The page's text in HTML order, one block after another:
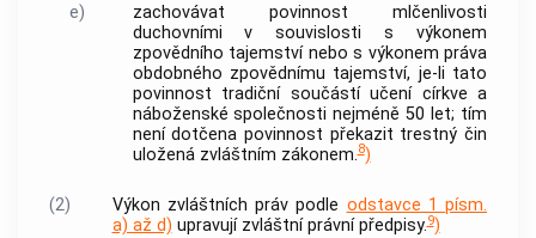
e)
zachovávat povinnost mlčenlivosti
duchovními v souvislosti s výkonem
zpovědního tajemství nebo s výkonem práva
obdobného zpovědnímu tajemství, je-li tato
povinnost tradiční součástí učení církve a
náboženské společnosti nejméně 50 let; tím
není dotčena povinnost překazit trestný čin
uložená zvláštním zákonem.8)
(2) Výkon zvláštních práv podle odstavce 1 písm.
a) až d) upravují zvláštní právní předpisy.9)